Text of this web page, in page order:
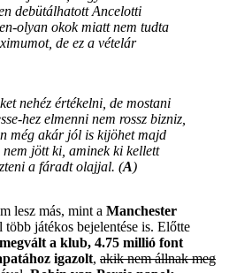
debütálhatott Ancelotti
olyan okok miatt nem tudta
de ez a vételár
nehéz értékelni, de mostani
hez elmenni nem rossz bizniz,
még akár jól is kijöhet majd
jött ki, aminek ki kellett
a fáradt olajjal. (A)
lesz más, mint a Manchester
játékos bejelentése is. Előtte
a klub, 4.75 millió font
igazolt, akik nem állnak meg